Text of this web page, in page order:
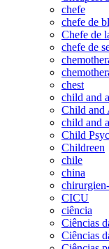
chefe
chefe de
Chefe de
chefe de
chest
child and
Child and
child and
Child
Childreen
chile
china
CICU
ciência
Ciências
Ciências